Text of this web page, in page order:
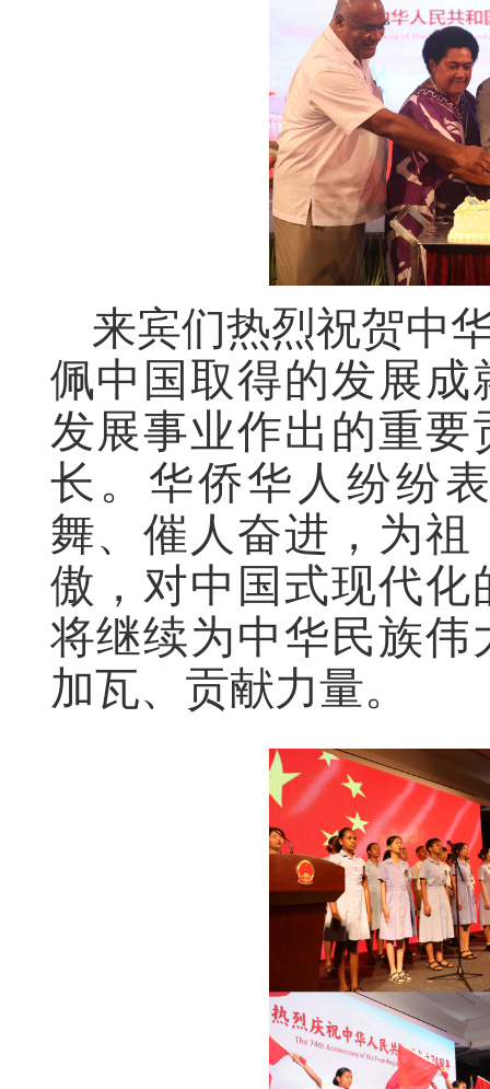
来宾们热烈祝贺中
佩中国取得的发展
发展事业作出的重
长。华侨华人纷纷
舞、催人奋进，为
傲，对中国式现代
将继续为中华民族
加瓦、贡献力量。